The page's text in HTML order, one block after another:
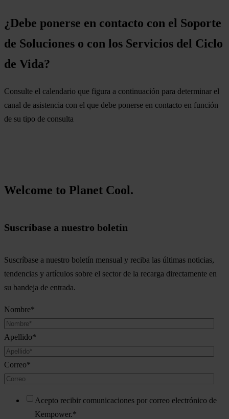
¿Debe ponerse en contacto con el Soporte
de Soluciones o con los Servicios del Ciclo
de Vida?
Consulte el calendario que figura a continuación para determinar el
canal de asistencia con el que debe ponerse en contacto en función
de su tipo de consulta
Welcome to Planet Cool.
Suscríbase a nuestro boletín
Suscríbase a nuestro boletín mensual y reciba las últimas noticias,
tendencias y artículos sobre el sector de la recarga directamente en
su bandeja de entrada.
Nombre*
Apellido*
Correo*
Acepto recibir comunicaciones por correo electrónico de
Kempower.*